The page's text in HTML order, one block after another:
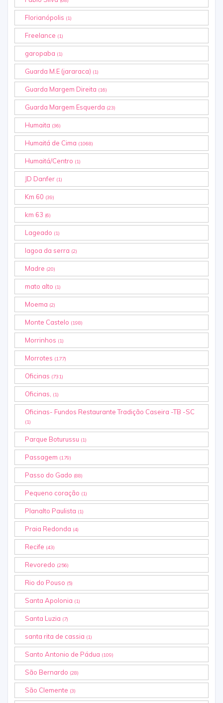
Florianópolis (1)
Freelance (1)
garopaba (1)
Guarda M.E (jararaca) (1)
Guarda Margem Direita (16)
Guarda Margem Esquerda (23)
Humaita (36)
Humaitá de Cima (1068)
Humaitá/Centro (1)
JD Danfer (1)
Km 60 (39)
km 63 (6)
Lageado (1)
lagoa da serra (2)
Madre (20)
mato alto (1)
Moema (2)
Monte Castelo (198)
Morrinhos (1)
Morrotes (177)
Oficinas (731)
Oficinas, (1)
Oficinas- Fundos Restaurante Tradição Caseira -TB -SC
(1)
Parque Boturussu (1)
Passagem (179)
Passo do Gado (88)
Pequeno coração (1)
Planalto Paulista (1)
Praia Redonda (4)
Recife (43)
Revoredo (256)
Rio do Pouso (5)
Santa Apolonia (1)
Santa Luzia (7)
santa rita de cassia (1)
Santo Antonio de Pádua (109)
São Bernardo (28)
São Clemente (3)